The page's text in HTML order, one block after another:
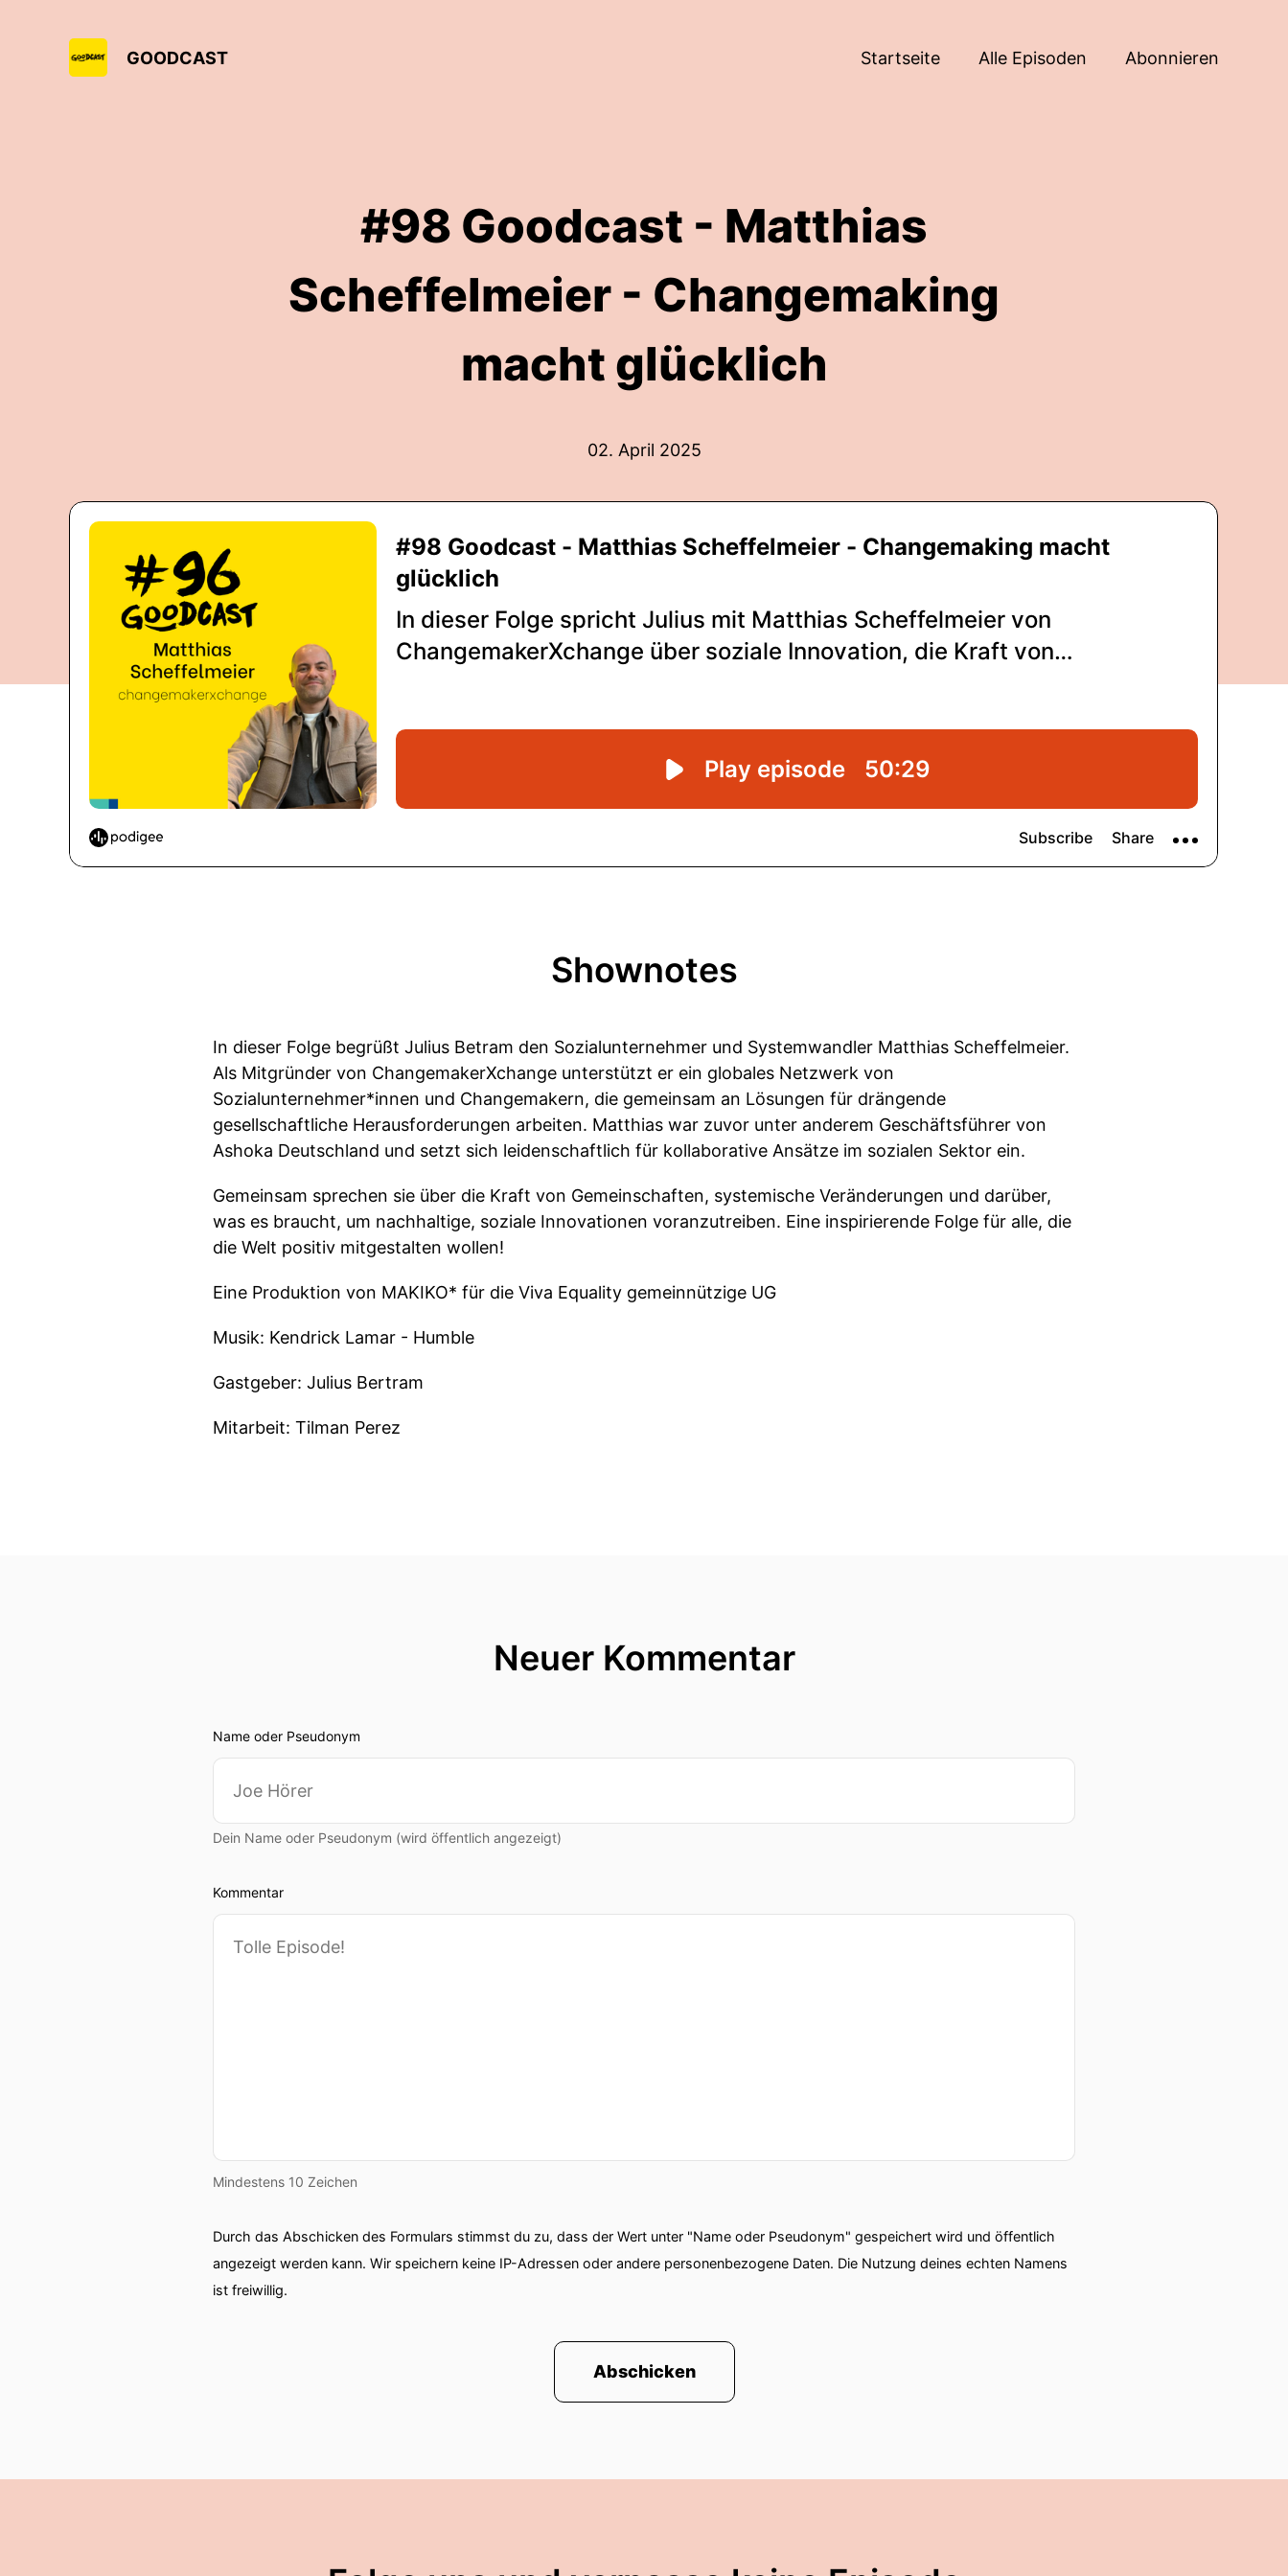
GOODCAST Startseite Alle Episoden Abonnieren
#98 Goodcast - Matthias
Scheffelmeier - Changemaking
macht glücklich
02. April 2025
Shownotes
In dieser Folge begrüßt Julius Betram den Sozialunternehmer und Systemwandler Matthias Scheffelmeier.
Als Mitgründer von ChangemakerXchange unterstützt er ein globales Netzwerk von
Sozialunternehmer*innen und Changemakern, die gemeinsam an Lösungen für drängende
gesellschaftliche Herausforderungen arbeiten. Matthias war zuvor unter anderem Geschäftsführer von
Ashoka Deutschland und setzt sich leidenschaftlich für kollaborative Ansätze im sozialen Sektor ein.
Gemeinsam sprechen sie über die Kraft von Gemeinschaften, systemische Veränderungen und darüber,
was es braucht, um nachhaltige, soziale Innovationen voranzutreiben. Eine inspirierende Folge für alle, die
die Welt positiv mitgestalten wollen!
Eine Produktion von MAKIKO* für die Viva Equality gemeinnützige UG
Musik: Kendrick Lamar - Humble
Gastgeber: Julius Bertram
Mitarbeit: Tilman Perez
Neuer Kommentar
Name oder Pseudonym
Dein Name oder Pseudonym (wird öffentlich angezeigt)
Kommentar
Mindestens 10 Zeichen
Durch das Abschicken des Formulars stimmst du zu, dass der Wert unter "Name oder Pseudonym" gespeichert wird und öffentlich
angezeigt werden kann. Wir speichern keine IP-Adressen oder andere personenbezogene Daten. Die Nutzung deines echten Namens
ist freiwillig.
Abschicken